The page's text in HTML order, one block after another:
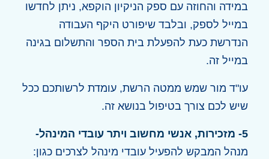
במידה והחוזה עם ספק הניקיון הוקפא, ניתן לחדשו
במייל לספק, ובלבד שיפורט היקף העבודה
הנדרשת כעת להפעלת בית הספר והתשלום בגינה
במייל זה.
עו"ד מור שמש ממטה הרשת, עומדת לרשותכם ככל
שיש לכם צורך בטיפול בנושא זה.
5- מזכירות, אנשי מחשוב ויתר עובדי המינהל-
מנהל המבקש להפעיל עובדי מינהל לצרכים כגון: